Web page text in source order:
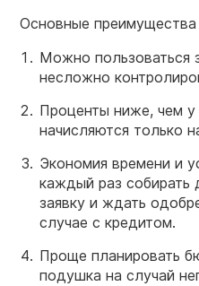
Основные преимущества
Можно пользоваться
несложно
Проценты ниже, чем у
начисляются только
Экономия времени и
каждый раз собирать
заявку и ждать
случае с кредитом.
Проще планировать
подушка на случай